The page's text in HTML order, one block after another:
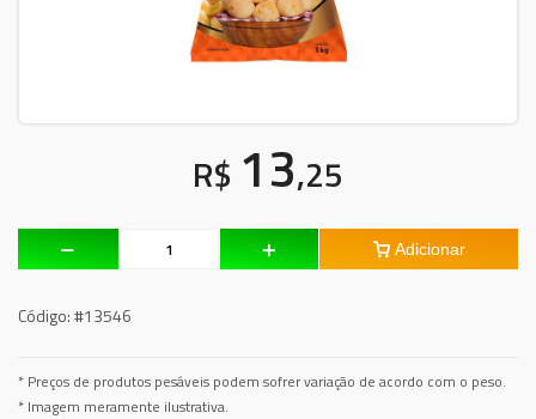
R$ 13,25
Adicionar
Código:#13546
* Preços de produtos pesáveis podem sofrer variação de acordo com o peso.
* Imagem meramente ilustrativa.